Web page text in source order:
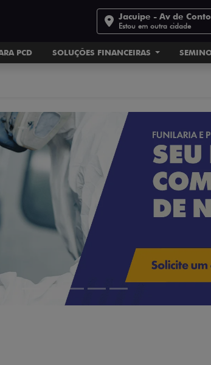
Jacuipe - Av de
Estou em outra cidade
PCD SOLUÇÕES FINANCEIRAS